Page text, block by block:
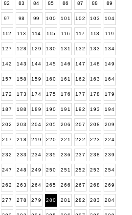
82 83 84 85 86 87 88 89
97 98 99 100 101 102 103 104
112 113 114 115 116 117 118 119
127 128 129 130 131 132 133 134
142 143 144 145 146 147 148 149
157 158 159 160 161 162 163 164
172 173 174 175 176 177 178 179
187 188 189 190 191 192 193 194
202 203 204 205 206 207 208 209
217 218 219 220 221 222 223 224
232 233 234 235 236 237 238 239
247 248 249 250 251 252 253 254
262 263 264 265 266 267 268 269
277 278 279 280 281 282 283 284